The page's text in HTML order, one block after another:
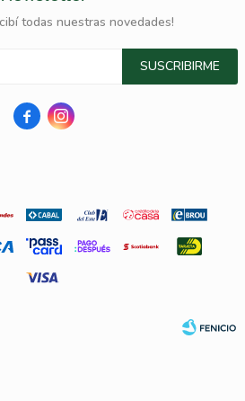
todas nuestras novedades!
SUSCRIBIRME
 